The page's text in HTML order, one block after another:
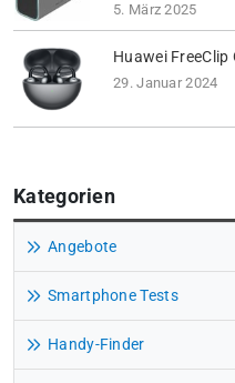
5. März 2025
Huawei FreeClip
29. Januar 2024
Kategorien
Angebote
Smartphone Tests
Handy-Finder